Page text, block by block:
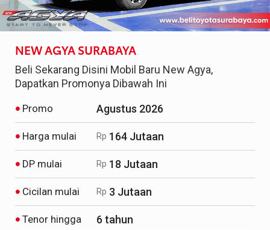
NEW AGYA SURABAYA
Beli Sekarang Disini Mobil Baru New Agya,
Dapatkan Promonya Dibawah Ini
Promo Agustus 2026
Harga mulai Rp 164 Jutaan
DP mulai Rp 18 Jutaan
Cicilan mulai Rp 3 Jutaan
Tenor hingga 6 tahun